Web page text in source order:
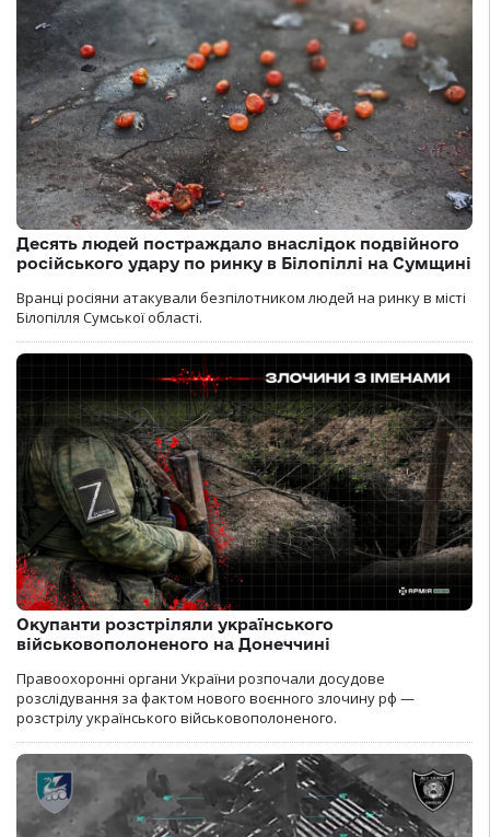
Десять людей постраждало внаслідок подвійного
російського удару по ринку в Білопіллі на Сумщині
Вранці росіяни атакували безпілотником людей на ринку в місті
Білопілля Сумської області.
Окупанти розстріляли українського
військовополоненого на Донеччині
Правоохоронні органи України розпочали досудове
розслідування за фактом нового воєнного злочину рф —
розстрілу українського військовополоненого.